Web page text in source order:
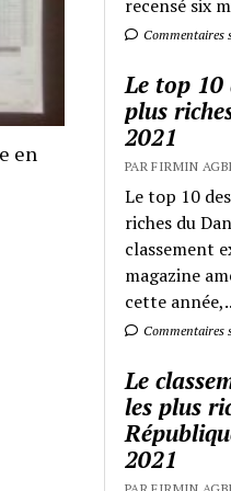
en
recensé six
Commentaires
Le top 10
plus
2021
PAR FIRMIN
Le top 10
riches du
classement
magazine
cette
Commentaires
Le
les plus
2021